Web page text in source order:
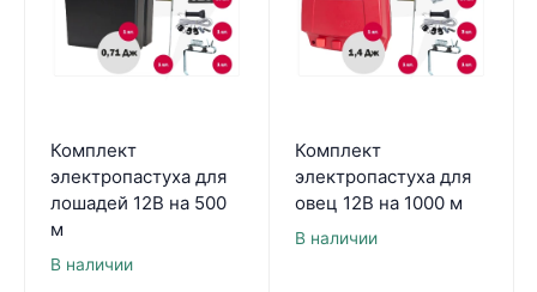
Комплект
электропастуха для
лошадей 12В на 500
м
В наличии
Комплект
электропастуха для
овец 12В на 1000 м
В наличии